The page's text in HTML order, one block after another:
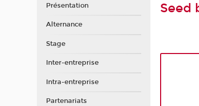
Seed
Présentation
Alternance
Stage
Inter-entreprise
Intra-entreprise
Partenariats